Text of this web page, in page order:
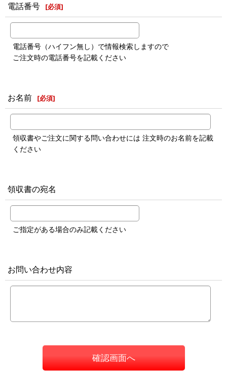
電話番号 [必須]
電話番号（ハイフン無し）で情報検索しますので
ご注文時の電話番号を記載ください
お名前 [必須]
領収書やご注文に関する問い合わせには 注文時のお名前を記載
ください
領収書の宛名
ご指定がある場合のみ記載ください
お問い合わせ内容
確認画面へ